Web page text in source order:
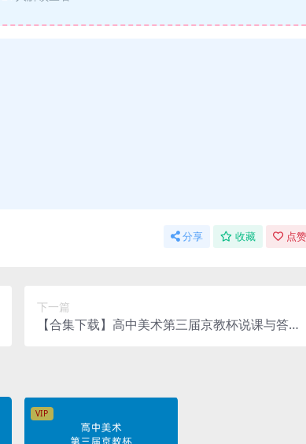
分享 收藏 点
下一篇
【合集下载】高中美术第三届京教杯说课与答辩
VIP